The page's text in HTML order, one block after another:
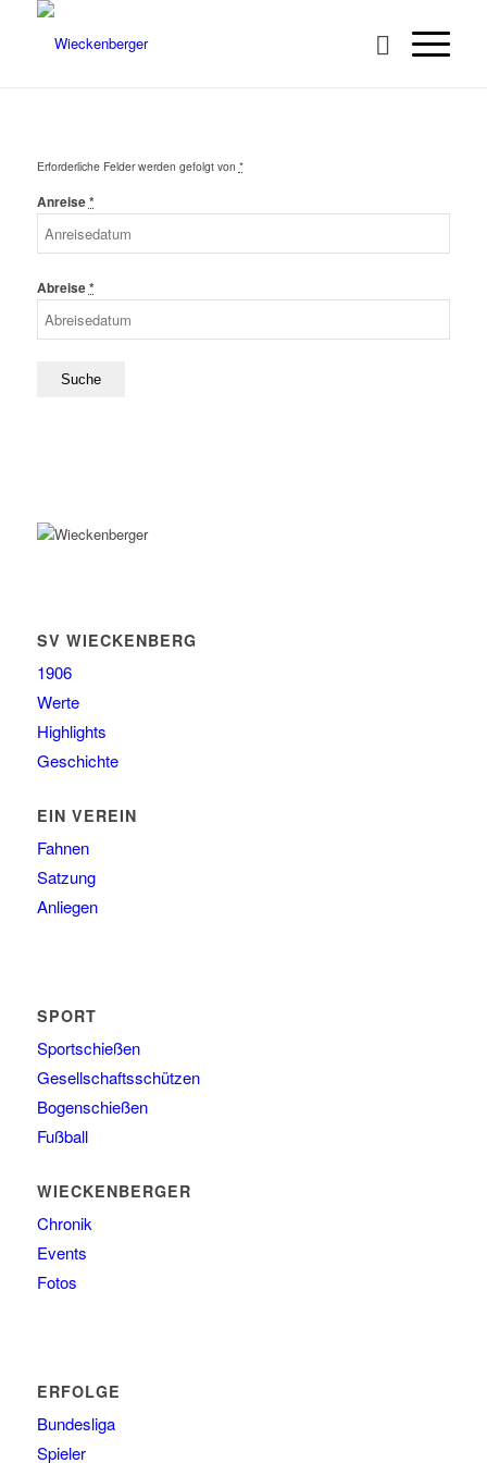
Erforderliche Felder werden gefolgt von *
Anreise*
Abreise*
SV WIECKENBERG
1906
Werte
Highlights
Geschichte
EIN VEREIN
Fahnen
Satzung
Anliegen
SPORT
Sportschießen
Gesellschaftsschützen
Bogenschießen
Fußball
WIECKENBERGER
Chronik
Events
Fotos
ERFOLGE
Bundesliga
Spieler